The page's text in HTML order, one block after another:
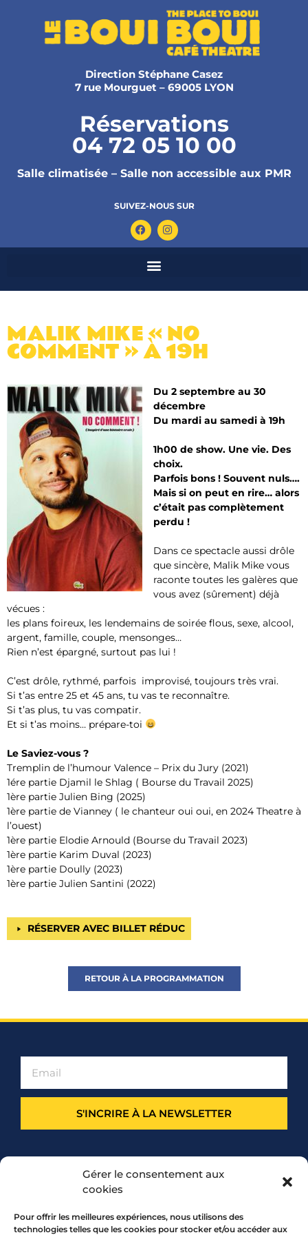
Gérer le consentement aux
cookies
Pour offrir les meilleures expériences, nous utilisons des
technologies telles que les cookies pour stocker et/ou accéder aux
Direction Stéphane Casez
7 rue Mourguet – 69005 LYON
Réservations
04 72 05 10 00
Salle climatisée – Salle non accessible aux PMR
SUIVEZ-NOUS SUR
MALIK MIKE « NO
COMMENT » À 19H
Du 2 septembre au 30
décembre
Du mardi au samedi à 19h
1h00 de show. Une vie. Des
choix.
Parfois bons ! Souvent nuls….
Mais si on peut en rire… alors
c’était pas complètement
perdu !
Dans ce spectacle aussi drôle
que sincère, Malik Mike vous
raconte toutes les galères que
vous avez (sûrement) déjà
vécues :
les plans foireux, les lendemains de soirée flous, sexe, alcool,
argent, famille, couple, mensonges…
Rien n’est épargné, surtout pas lui !
C’est drôle, rythmé, parfois improvisé, toujours très vrai.
Si t’as entre 25 et 45 ans, tu vas te reconnaître.
Si t’as plus, tu vas compatir.
Et si t’as moins… prépare-toi
Le Saviez-vous ?
Tremplin de l’humour Valence – Prix du Jury (2021)
1ére partie Djamil le Shlag ( Bourse du Travail 2025)
1ère partie Julien Bing (2025)
1ère partie de Vianney ( le chanteur oui oui, en 2024 Theatre à
l’ouest)
1ère partie Elodie Arnould (Bourse du Travail 2023)
1ère partie Karim Duval (2023)
1ère partie Doully (2023)
1ère partie Julien Santini (2022)
RÉSERVER AVEC BILLET RÉDUC
RETOUR À LA PROGRAMMATION
S'INCRIRE À LA NEWSLETTER